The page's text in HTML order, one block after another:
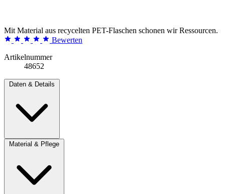
Mit Material aus recycelten PET-Flaschen schonen wir Ressourcen.
Bewerten
Artikelnummer
48652
Daten & Details
Material & Pflege